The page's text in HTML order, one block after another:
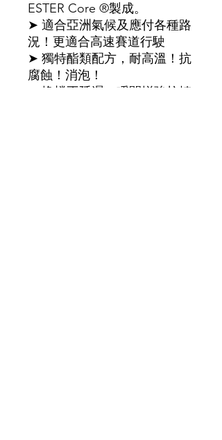
ESTER Core ®製成。
➤ 適合亞洲氣候及應付各種路
況！更適合高速賽道行駛
➤ 獨特酯類配方，耐高溫！抗
腐蝕！消泡！
➤ 換檔不延遲，瞬間增強拉轉